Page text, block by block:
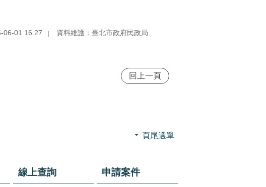
06-01 16:27
資料維護：臺北市政府民政局
回上一頁
頁尾選單
線上查詢 申請案件